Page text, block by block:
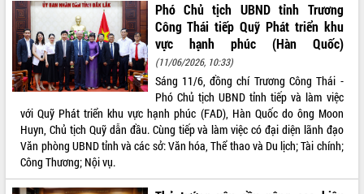
Trailer Lễ hội Sầu riêng Đắk Lắk năm
2026
Khám bệnh, cấp phát thuốc miễn phí
Hội nghị UBND tỉnh Đắk Lắk thường kỳ
tháng 7/2026
Lễ truy tặng danh hiệu “Bà Mẹ Việt
Nam Anh hùng” và trao Huân chương
ALBUM ẢNH
Phó Chủ tịch UBND tỉnh Trương
Công Thái tiếp Quỹ Phát triển khu
vực hạnh phúc (Hàn Quốc)
(11/06/2026, 10:33)
Sáng 11/6, đồng chí Trương Công Thái -
Phó Chủ tịch UBND tỉnh tiếp và làm việc
với Quỹ Phát triển khu vực hạnh phúc (FAD), Hàn Quốc do ông Moon
Huyn, Chủ tịch Quỹ dẫn đầu. Cùng tiếp và làm việc có đại diện lãnh đạo
Văn phòng UBND tỉnh và các sở: Văn hóa, Thể thao và Du lịch; Tài chính;
Công Thương; Nội vụ.